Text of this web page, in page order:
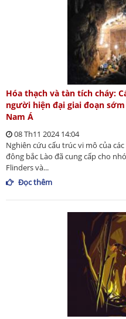
Hóa thạch và tàn tích cháy:
người hiện đại giai đoạn
Nam Á
08 Th11 2024 14:04
Nghiên cứu cấu trúc vi mô của
đông bắc Lào đã cung cấp cho
Flinders và...
Đọc thêm